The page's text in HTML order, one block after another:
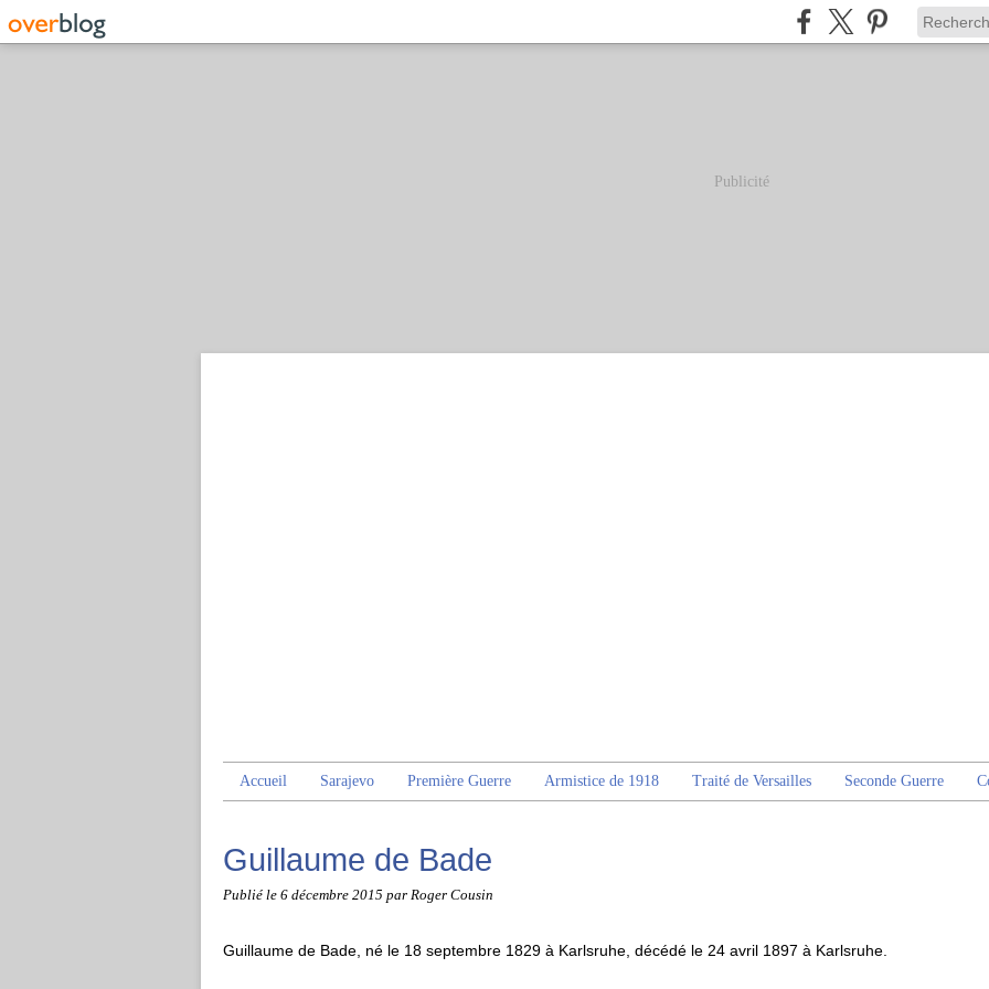
Publicité
Accueil Sarajevo Première Guerre Armistice de 1918 Traité de Versailles Seconde Guerre
Guillaume de Bade
Publié le 6 décembre 2015 par Roger Cousin
Guillaume de Bade, né le 18 septembre 1829 à Karlsruhe, décédé le 24 avril 1897 à Karlsruhe.